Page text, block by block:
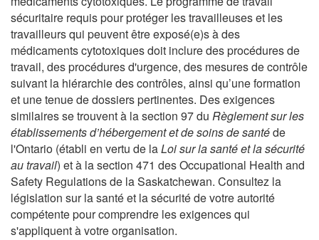
sécuritaire requis pour protéger les travailleuses et les
travailleurs qui peuvent être exposé(e)s à des
médicaments cytotoxiques doit inclure des procédures de
travail, des procédures d'urgence, des mesures de contrôle
suivant la hiérarchie des contrôles, ainsi qu’une formation
et une tenue de dossiers pertinentes. Des exigences
similaires se trouvent à la section 97 du Règlement sur les
établissements d’hébergement et de soins de santéde
l'Ontario (établi en vertu de laLoi sur la santé et la sécurité
au travail) et à la section 471 des Occupational Health and
Safety Regulations de la Saskatchewan. Consultez la
législation sur la santé et la sécurité de votre autorité
compétente pour comprendre les exigences qui
s'appliquent à votre organisation.